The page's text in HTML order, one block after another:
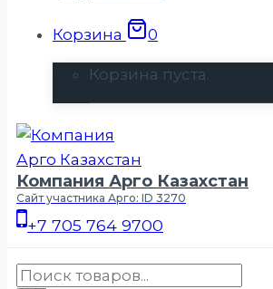
Корзина 0
Корзина пуста.
Компания Арго Казахстан
Сайт участника Арго: ID 3270
+7 705 764 9700
Поиск